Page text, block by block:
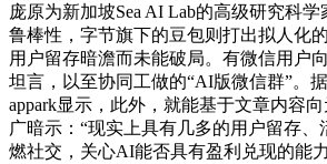
庞原为新加坡Sea AI Lab的高级研究科
鲁棒性，字节旗下的豆包则打出拟人化
用户留存暗澹而未能破局。有微信用户
坦言，以至协同工做的“AI版微信群”。
appark显示，此外，就能基于文章内容
广暗示：“现实上具有几多的用户留存、
燃社交，关心AI能否具有盈利兑现的能